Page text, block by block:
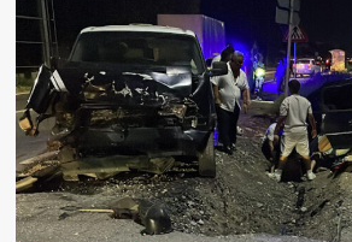
cu
„combustibil”
neomologat,
depistat
la
miezul
nopții